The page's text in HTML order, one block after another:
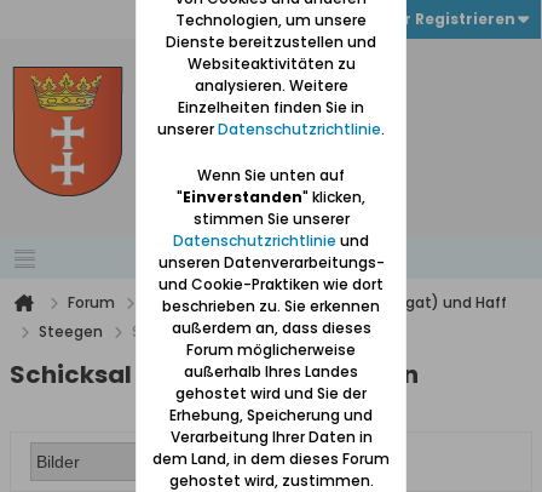
Anmelden oder Registrieren
Forum
Werder (zwischen Weichsel und Nogat) und Haff
Steegen
Schicksal Dr. Labitzky in Steegen
Schicksal Dr. Labitzky in Steegen
Technologien, um unsere
Dienste bereitzustellen und
Websiteaktivitäten zu
analysieren. Weitere
Einzelheiten finden Sie in
unsererDatenschutzrichtlinie.
Wenn Sie unten auf
"Einverstanden" klicken,
stimmen Sie unserer
Datenschutzrichtlinie und
unseren Datenverarbeitungs-
und Cookie-Praktiken wie dort
beschrieben zu. Sie erkennen
außerdem an, dass dieses
Forum möglicherweise
außerhalb Ihres Landes
gehostet wird und Sie der
Erhebung, Speicherung und
Verarbeitung Ihrer Daten in
dem Land, in dem dieses Forum
gehostet wird, zustimmen.